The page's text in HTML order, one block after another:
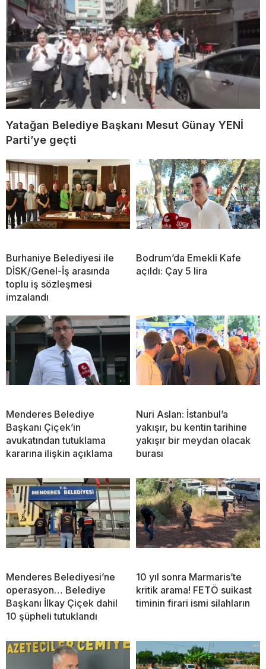
Yatağan Belediye Başkanı Mesut Günay YENİ
Parti’ye geçti
Burhaniye Belediyesi ile
DİSK/Genel-İş arasında
toplu iş sözleşmesi
imzalandı
Bodrum’da Emekli Kafe
açıldı: Çay 5 lira
Menderes Belediye
Başkanı Çiçek’in
avukatından tutuklama
kararına ilişkin açıklama
Nuri Aslan: İstanbul’a
yakışır, bu kentin tarihine
yakışır bir meydan olacak
burası
Menderes Belediyesi’ne
operasyon… Belediye
Başkanı İlkay Çiçek dahil
10 şüpheli tutuklandı
10 yıl sonra Marmaris’te
kritik arama! FETÖ suikast
timinin firari ismi silahların